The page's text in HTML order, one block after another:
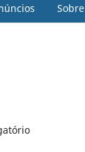
Sobre